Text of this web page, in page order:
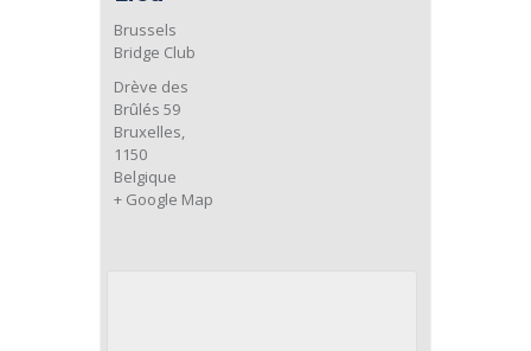
Brussels
Bridge Club
Drève des
Brûlés 59
Bruxelles,
1150
Belgique
+ Google Map